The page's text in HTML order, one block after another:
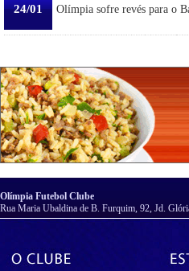
24/01 Olímpia sofre revés para o
Olímpia Futebol Clube
Rua Maria Ubaldina de B. Furquim, 92, Jd.